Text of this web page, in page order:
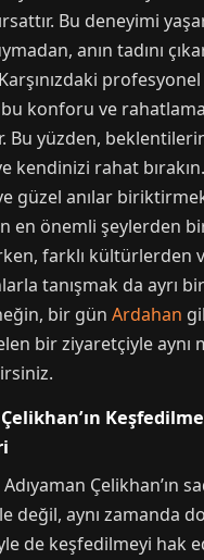
Bu deneyimi
anın tadını
bu konforu ve
Bu yüzden,
kendinizi rahat
güzel anılar
en önemli şeylerden
farklı kültürlerden
tanışmak da ayrı
bir gün Ardahan
bir ziyaretçiyle aynı
Çelikhan’ın
değil, aynı zamanda
de keşfedilmeyi hak